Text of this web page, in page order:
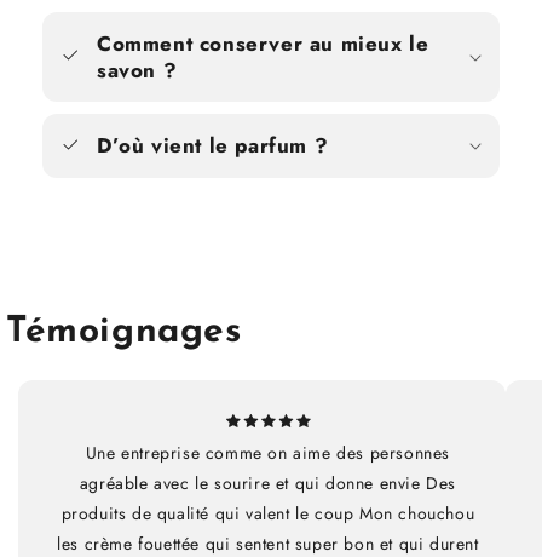
Comment conserver au mieux le
savon ?
D’où vient le parfum ?
Témoignages
Une entreprise comme on aime des personnes
agréable avec le sourire et qui donne envie Des
produits de qualité qui valent le coup Mon chouchou
les crème fouettée qui sentent super bon et qui durent